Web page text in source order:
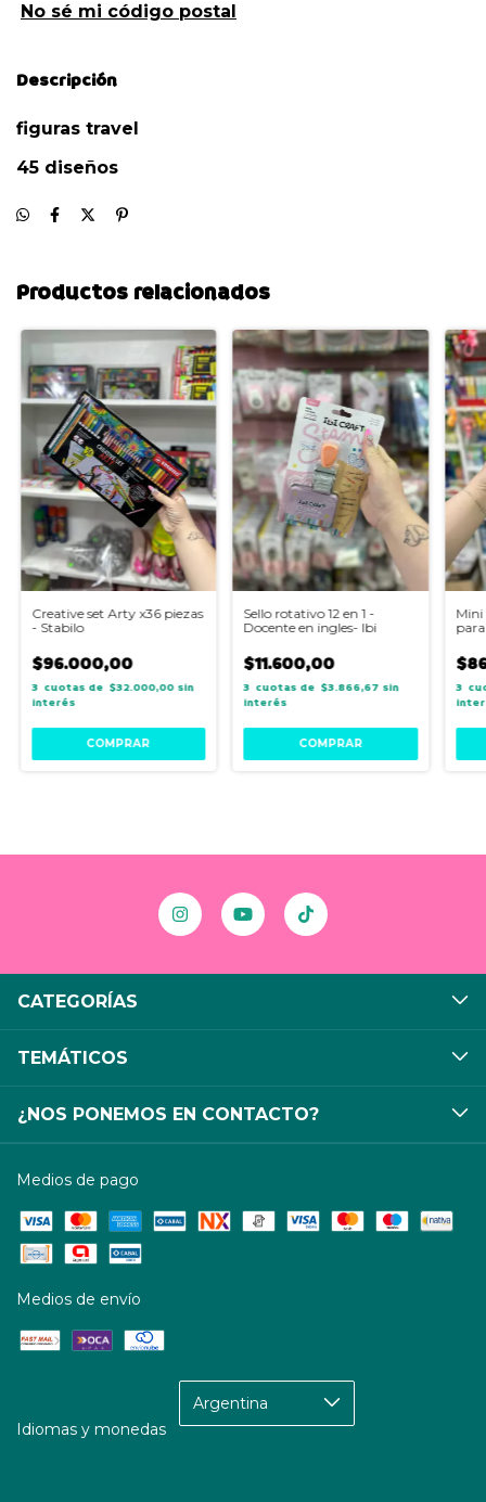
No sé mi código postal
Descripción
figuras travel
45 diseños
Productos relacionados
Creative set Arty x36 piezas
- Stabilo
$96.000,00
3 $32.000,00 sin
interés
Sello rotativo 12 en 1 -
Docente en ingles- Ibi
$11.600,00
3 $3.866,67 sin
interés
3
CATEGORÍAS
TEMÁTICOS
¿NOS PONEMOS EN CONTACTO?
Medios de pago
Medios de envío
Idiomas y monedas